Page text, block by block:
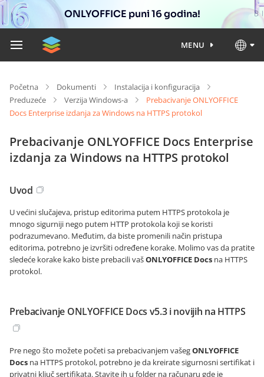
ONLYOFFICE puni 16 godina!
MENU
Početna Dokumenti
Instalacija i konfiguracija
Preduzeće
Verzija Windows-a
Prebacivanje ONLYOFFICE
Docs Enterprise izdanja za Windows na HTTPS protokol
Prebacivanje ONLYOFFICE Docs Enterprise
izdanja za Windows na HTTPS protokol
Uvod
U većini slučajeva, pristup editorima putem HTTPS protokola je
mnogo sigurniji nego putem HTTP protokola koji se koristi
podrazumevano. Međutim, da biste promenili način pristupa
editorima, potrebno je izvršiti određene korake. Molimo vas da pratite
sledeće korake kako biste prebacili vašONLYOFFICE Docs na HTTPS
protokol.
Prebacivanje ONLYOFFICE Docs v5.3 i novijih na HTTPS
Pre nego što možete početi sa prebacivanjem vašegONLYOFFICE
Docs na HTTPS protokol, potrebno je da kreirate sigurnosni sertifikat i
privatni ključ sertifikata. Stavite ih u folder na računaru gde je